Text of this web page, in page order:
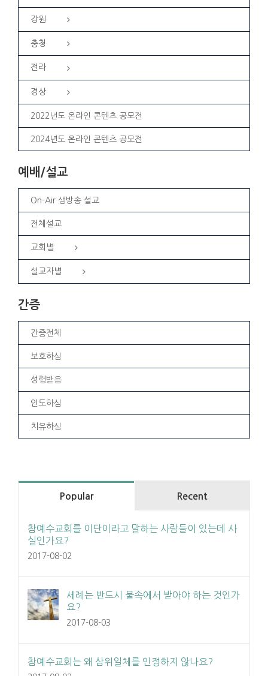
강원
충청
전라
경상
2022년도 온라인 콘텐츠 공모전
2024년도 온라인 콘텐츠 공모전
예배/설교
On-Air 생방송 설교
전체설교
교회별
설교자별
간증
간증전체
보호하심
성령받음
인도하심
치유하심
Popular Recent
참예수교회를 이단이라고 말하는 사람들이 있는데 사
실인가요?
2017-08-02
세례는 반드시 물속에서 받아야 하는 것인가
요?
2017-08-03
참예수교회는 왜 삼위일체를 인정하지 않나요?